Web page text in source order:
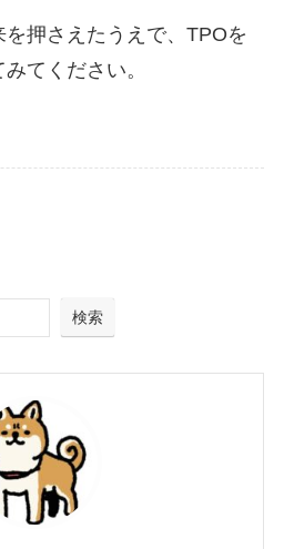
を押さえたうえで、TPOを
てください。
検索